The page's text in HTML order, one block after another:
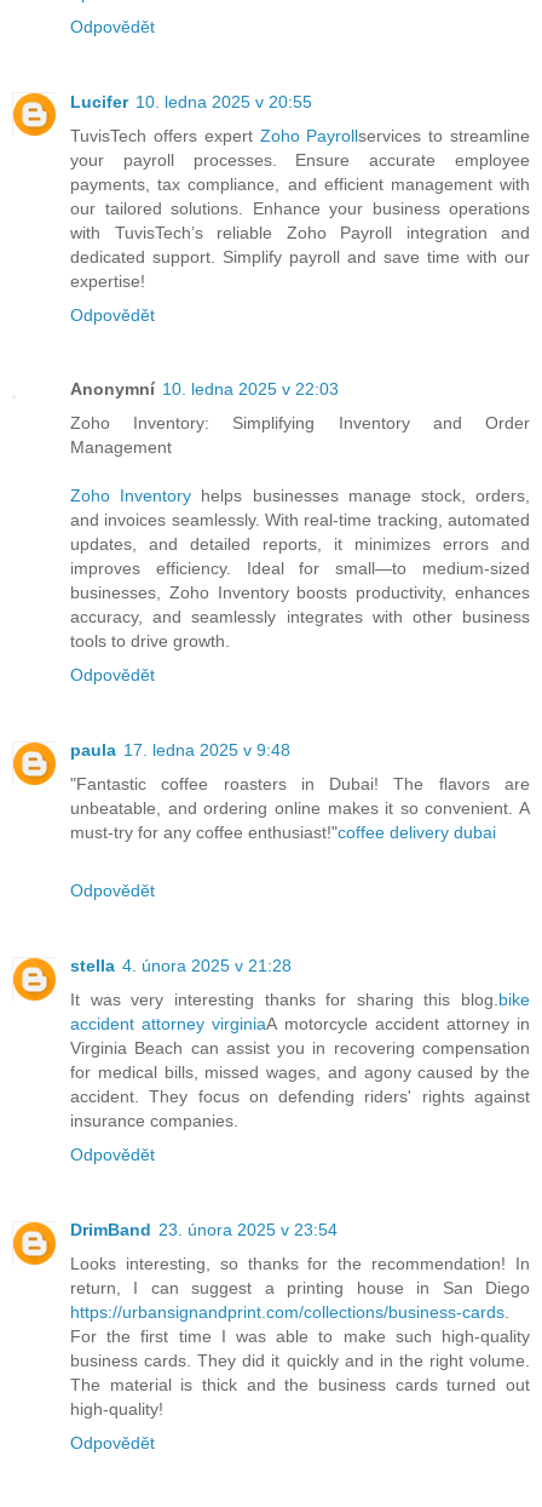
Odpovědět
Lucifer 10. ledna 2025 v 20:55
TuvisTech offers expert Zoho Payrollservices to streamline
your payroll processes. Ensure accurate employee
payments, tax compliance, and efficient management with
our tailored solutions. Enhance your business operations
with TuvisTech’s reliable Zoho Payroll integration and
dedicated support. Simplify payroll and save time with our
expertise!
Odpovědět
Anonymní 10. ledna 2025 v 22:03
Zoho Inventory: Simplifying Inventory and Order
Management
Zoho Inventory helps businesses manage stock, orders,
and invoices seamlessly. With real-time tracking, automated
updates, and detailed reports, it minimizes errors and
improves efficiency. Ideal for small—to medium-sized
businesses, Zoho Inventory boosts productivity, enhances
accuracy, and seamlessly integrates with other business
tools to drive growth.
Odpovědět
paula 17. ledna 2025 v 9:48
"Fantastic coffee roasters in Dubai! The flavors are
unbeatable, and ordering online makes it so convenient. A
must-try for any coffee enthusiast!"coffee delivery dubai
Odpovědět
stella 4. února 2025 v 21:28
It was very interesting thanks for sharing this blog.bike
accident attorney virginiaA motorcycle accident attorney in
Virginia Beach can assist you in recovering compensation
for medical bills, missed wages, and agony caused by the
accident. They focus on defending riders' rights against
insurance companies.
Odpovědět
DrimBand 23. února 2025 v 23:54
Looks interesting, so thanks for the recommendation! In
return, I can suggest a printing house in San Diego
https://urbansignandprint.com/collections/business-cards.
For the first time I was able to make such high-quality
business cards. They did it quickly and in the right volume.
The material is thick and the business cards turned out
high-quality!
Odpovědět